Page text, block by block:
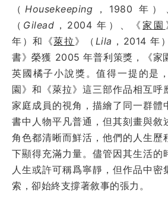
（ Housekeeping ，1980 年）
（ Gilead ，2004 年）、《家園
年）和《萊拉 》（ Lila ，2014 年
書》榮獲 2005 年普利策獎，《家
英國橘子小說獎。值得一提的是
園》和《萊拉》這三部作品相互呼
家庭成員的視角，描繪了同一群體
書中人物平凡普通，但其刻畫與敘
角色都清晰而鮮活，他們的人生歷
下顯得充滿力量。儘管因其生活的
人生或許可稱爲寧靜，但作品中密
索，卻始終支撐著敘事的張力。